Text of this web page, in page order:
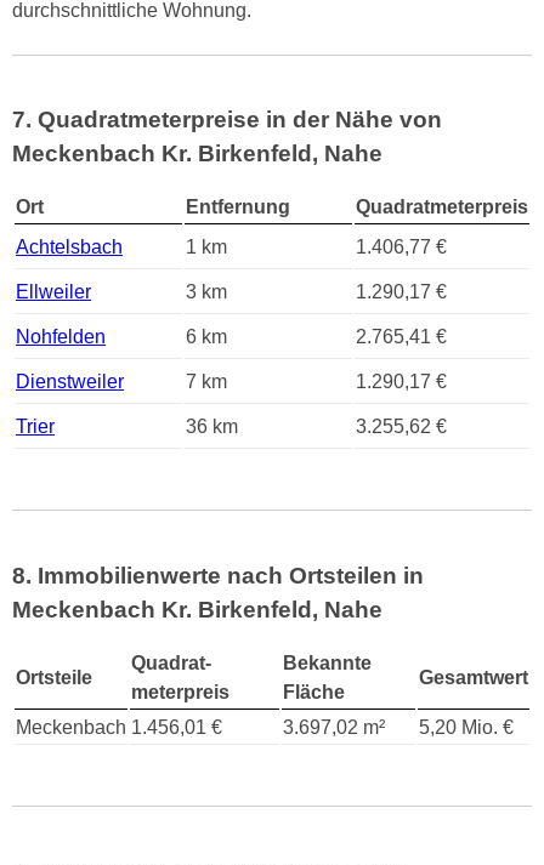
durchschnittliche Wohnung.
7. Quadratmeterpreise in der Nähe von
Meckenbach Kr. Birkenfeld, Nahe
Ort Entfernung
Quadratmeterpreis
Achtelsbach
1 km 1.406,77 €
Ellweiler 3 km 1.290,17 €
Nohfelden 6 km 2.765,41 €
Dienstweiler 7 km 1.290,17 €
Trier 36 km 3.255,62 €
8. Immobilienwerte nach Ortsteilen in
Meckenbach Kr. Birkenfeld, Nahe
Ortsteile
Quadrat-
meterpreis
Bekannte
Fläche
Gesamtwert
Meckenbach 1.456,01 € 3.697,02 m² 5,20 Mio. €